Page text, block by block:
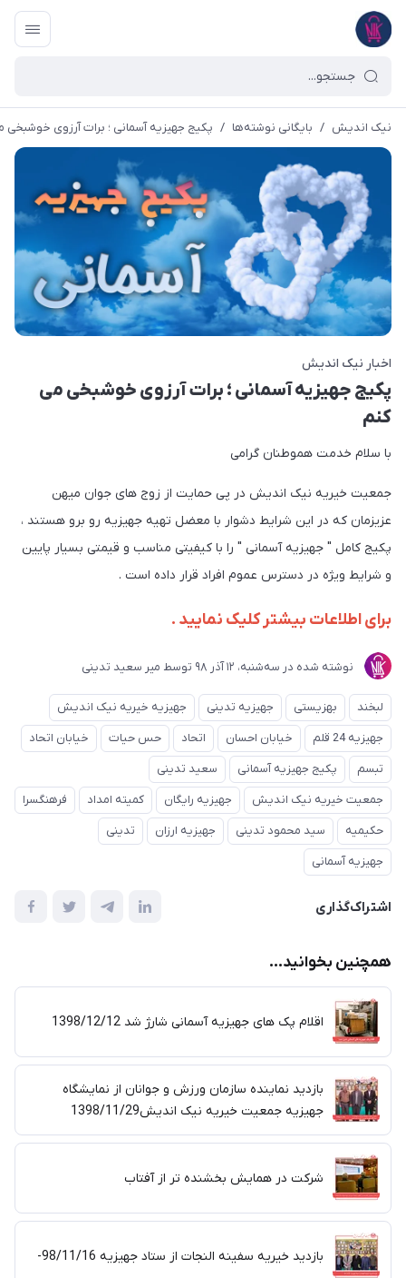
نیک اندیش / بایگانی نوشته‌ها / پکیج جهیزیه آسمانی ؛ برات آرزوی خوشبخی
اخبار نیک اندیش
پکیج جهیزیه آسمانی ؛ برات آرزوی خوشبخی می
کنم
با سلام خدمت هموطنان گرامی
جمعیت خیریه نیک اندیش در پی حمایت از زوج های جوان میهن
عزیزمان که در این شرایط دشوار با معضل تهیه جهیزیه رو برو هستند ،
پکیج کامل " جهیزیه آسمانی " را با کیفیتی مناسب و قیمتی بسیار پایین
و شرایط ویژه در دسترس عموم افراد قرار داده است .
برای اطلاعات بیشتر کلیک نمایید .
نوشته شده در ﺳﻪشنبه، 12 آذر 98 توسط میر سعید تدینی
لبخند بهزیستی جهیزیه تدینی
جهیزیه خیریه نیک اندیش
جهیزیه 24 قلم
خیابان احسان اتحاد حس حیات
خیابان اتحاد
تبسم
پکیج جهیزیه آسمانی
سعید تدینی
جمعیت خیریه نیک اندیش
جهیزیه رایگان کمیته امداد
فرهنگسرا
حکیمیه
سید محمود تدینی جهیزیه ارزان
تدینی
جهیزیه آسمانی
اشتراک‌گذاری
همچنین بخوانید...
اقلام پک های جهیزیه آسمانی شارژ شد 1398/12/12
بازدید نماینده سازمان ورزش و جوانان از نمایشگاه
جهیزیه جمعیت خیریه نیک اندیش1398/11/29
شرکت در همایش بخشنده تر از آفتاب
بازدید خیریه سفینه النجات از ستاد جهیزیه 98/11/16-